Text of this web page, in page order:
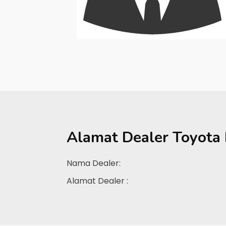
Alamat Dealer
Nama Dealer:
Alamat Dealer :